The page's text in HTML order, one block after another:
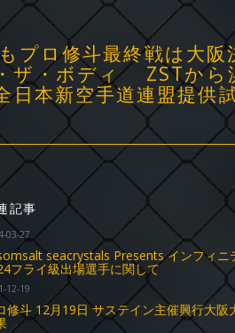
ロ修斗最終戦は大阪
ザ・ボディ ZSTから
本新空手道連盟提供
記事
03-27
seacrystals Presents インフィニ
フライ級出場選手に関して
12-19
修斗 12月19日 サステイン主催興行大阪